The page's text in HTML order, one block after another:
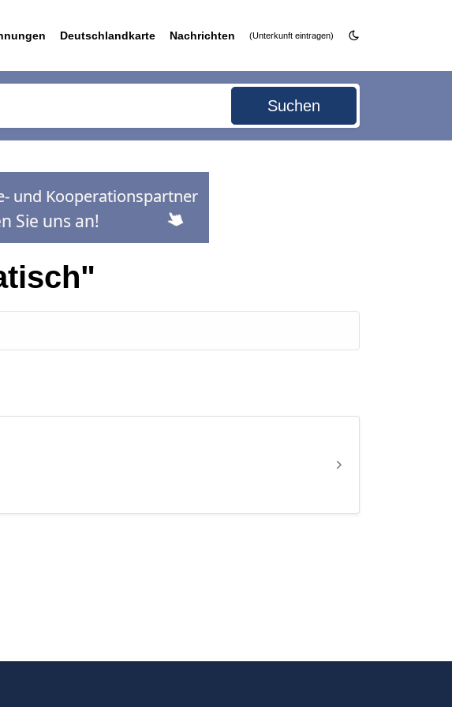
Deutschlandkarte Nachrichten (Unterkunft eintragen)
Suchen